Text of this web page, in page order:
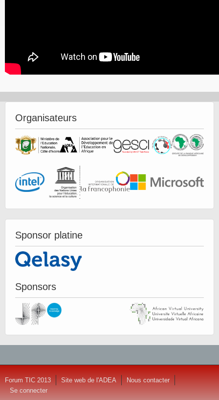
Organisateurs
Sponsor platine
Sponsors
Forum TIC 2013 Site web de l'ADEA
Nous contacter
Se connecter